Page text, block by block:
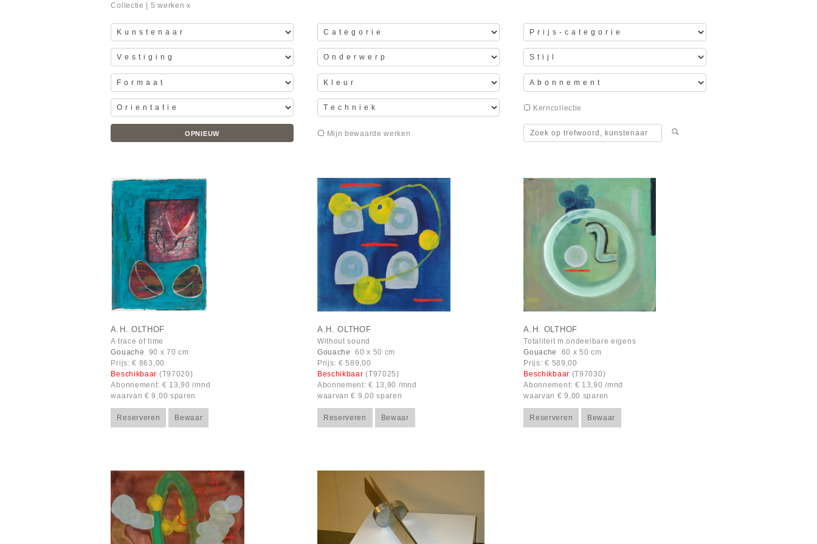
Collectie | 5 werken x
Kerncollectie
Mijn bewaarde werken
A.H. OLTHOF
A trace of time
Gouache
90 x 70 cm
Prijs: € 863,00
Beschikbaar (T97020)
Abonnement: € 13,90 /mnd
waarvan € 9,00 sparen
Reserveren Bewaar
A.H. OLTHOF
Without sound
Gouache
60 x 50 cm
Prijs: € 589,00
Beschikbaar(T97025)
Abonnement: € 13,90 /mnd
waarvan € 9,00 sparen
Reserveren Bewaar
A.H. OLTHOF
Totaliteit m.ondeelbare eigens
Gouache
60 x 50 cm
Prijs: € 589,00
Beschikbaar (T97030)
Abonnement: € 13,90 /mnd
waarvan € 9,00 sparen
Reserveren Bewaar